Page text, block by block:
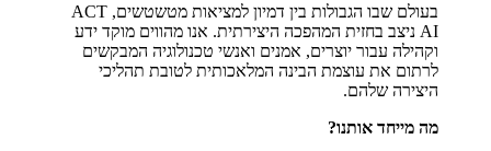
בעולם שבו הגבולות בין דמיון למציאות מטשטשים, ACT
AI ניצב בחזית המהפכה היצירתית. אנו מהווים מוקד ידע
וקהילה עבור יוצרים, אמנים ואנשי טכנולוגיה המבקשים
לרתום את עוצמת הבינה המלאכותית לטובת תהליכי
היצירה שלהם.
מה מייחד אותנו?